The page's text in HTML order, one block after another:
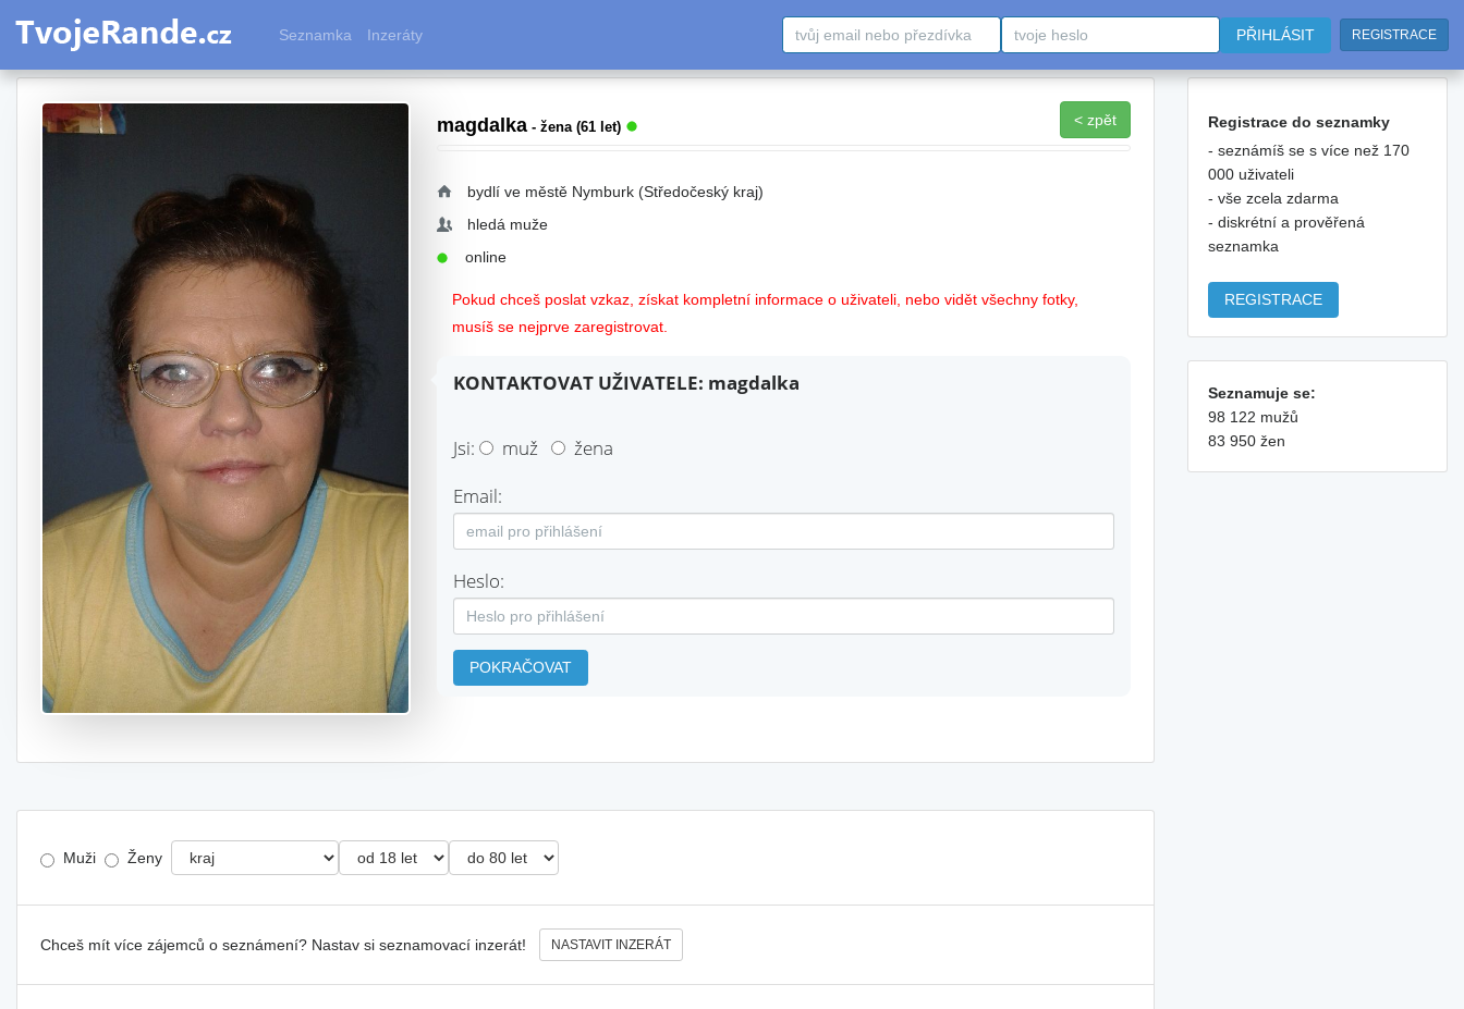
Seznamka Inzeráty PŘIHLÁSIT REGISTRACE
magdalka - žena (61 let) < zpět
bydlí ve městě Nymburk (Středočeský kraj)
hledá muže
online
Pokud chceš poslat vzkaz, získat kompletní informace o uživateli, nebo vidět všechny fotky,
musíš se nejprve zaregistrovat.
KONTAKTOVAT UŽIVATELE: magdalka
Jsi: muž
žena
Email:
Heslo:
POKRAČOVAT
Muži Ženy
Chceš mít více zájemců o seznámení? Nastav si seznamovací inzerát! NASTAVIT INZERÁT
Registrace do seznamky
- seznámíš se s více než 170
000 uživateli
- vše zcela zdarma
- diskrétní a prověřená
seznamka
REGISTRACE
Seznamuje se:
98 122 mužů
83 950 žen